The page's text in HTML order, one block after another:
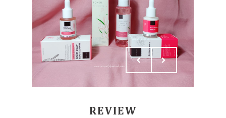
REVIEW